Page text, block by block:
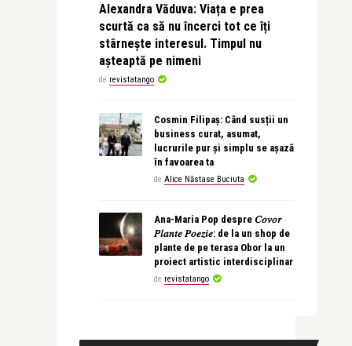
Alexandra Văduva: Viața e prea
scurtă ca să nu încerci tot ce îți
stârnește interesul. Timpul nu
așteaptă pe nimeni
de revistatango
Cosmin Filipaș: Când susții un
business curat, asumat,
lucrurile pur și simplu se așază
în favoarea ta
de Alice Năstase Buciuta
Ana-Maria Pop despre 𝐶𝑜𝑣𝑜𝑟
𝑃𝑙𝑎𝑛𝑡𝑒 𝑃𝑜𝑒𝑧𝑖𝑒: de la un shop de
plante de pe terasa Obor la un
proiect artistic interdisciplinar
de revistatango